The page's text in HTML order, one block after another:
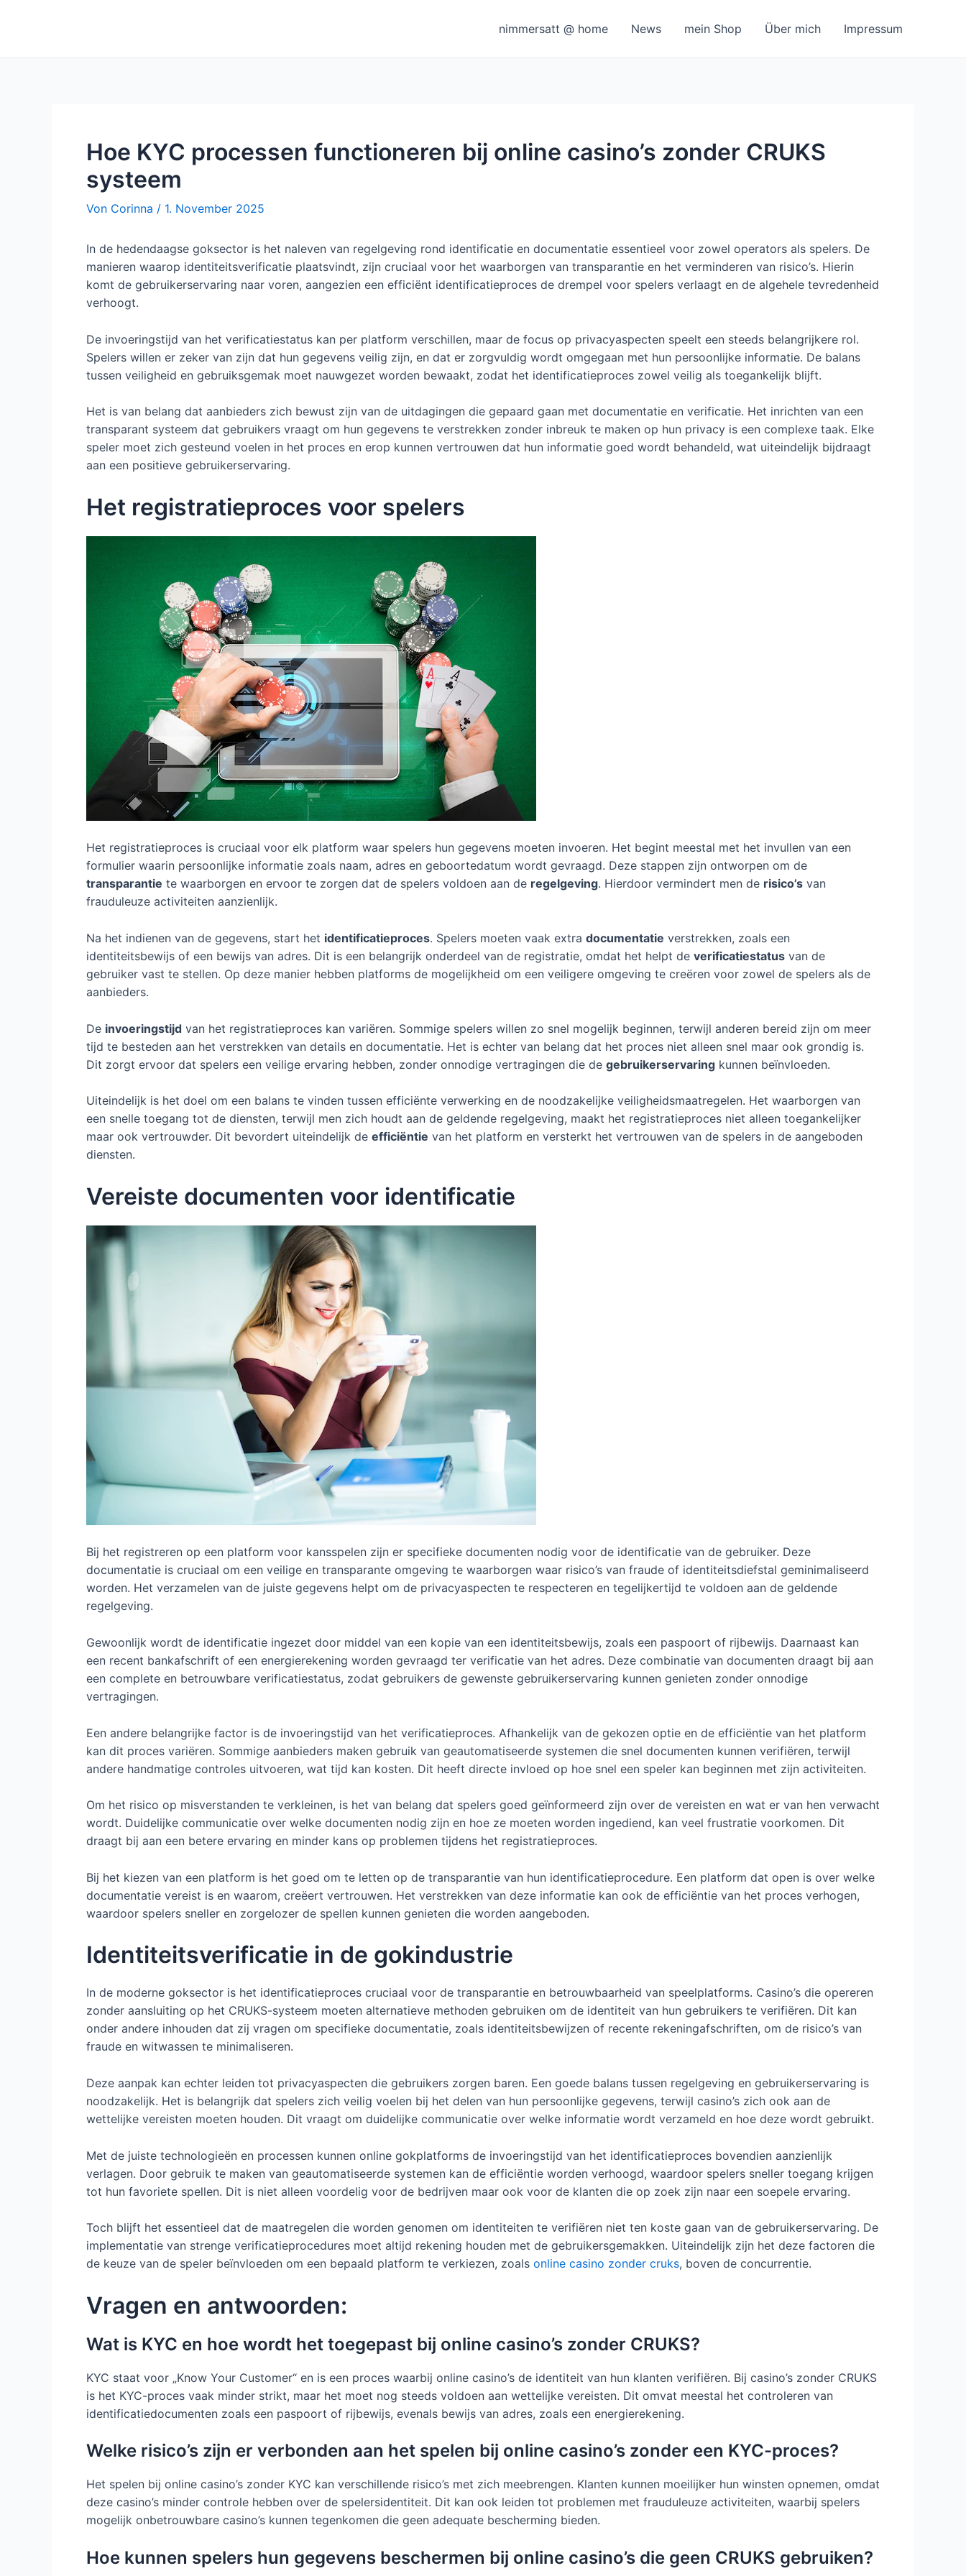
nimmersatt @ home News mein Shop Über mich Impressum
Hoe KYC processen functioneren bij online casino’s zonder CRUKS
systeem
Von Corinna / 1. November 2025
In de hedendaagse goksector is het naleven van regelgeving rond identificatie en documentatie essentieel voor zowel operators als spelers. De
manieren waarop identiteitsverificatie plaatsvindt, zijn cruciaal voor het waarborgen van transparantie en het verminderen van risico’s. Hierin
komt de gebruikerservaring naar voren, aangezien een efficiënt identificatieproces de drempel voor spelers verlaagt en de algehele tevredenheid
verhoogt.
De invoeringstijd van het verificatiestatus kan per platform verschillen, maar de focus op privacyaspecten speelt een steeds belangrijkere rol.
Spelers willen er zeker van zijn dat hun gegevens veilig zijn, en dat er zorgvuldig wordt omgegaan met hun persoonlijke informatie. De balans
tussen veiligheid en gebruiksgemak moet nauwgezet worden bewaakt, zodat het identificatieproces zowel veilig als toegankelijk blijft.
Het is van belang dat aanbieders zich bewust zijn van de uitdagingen die gepaard gaan met documentatie en verificatie. Het inrichten van een
transparant systeem dat gebruikers vraagt om hun gegevens te verstrekken zonder inbreuk te maken op hun privacy is een complexe taak. Elke
speler moet zich gesteund voelen in het proces en erop kunnen vertrouwen dat hun informatie goed wordt behandeld, wat uiteindelijk bijdraagt
aan een positieve gebruikerservaring.
Het registratieproces voor spelers
Het registratieproces is cruciaal voor elk platform waar spelers hun gegevens moeten invoeren. Het begint meestal met het invullen van een
formulier waarin persoonlijke informatie zoals naam, adres en geboortedatum wordt gevraagd. Deze stappen zijn ontworpen om de
transparantie te waarborgen en ervoor te zorgen dat de spelers voldoen aan de regelgeving. Hierdoor vermindert men de risico’s van
frauduleuze activiteiten aanzienlijk.
Na het indienen van de gegevens, start het identificatieproces. Spelers moeten vaak extra documentatie verstrekken, zoals een
identiteitsbewijs of een bewijs van adres. Dit is een belangrijk onderdeel van de registratie, omdat het helpt de verificatiestatus van de
gebruiker vast te stellen. Op deze manier hebben platforms de mogelijkheid om een veiligere omgeving te creëren voor zowel de spelers als de
aanbieders.
De invoeringstijd van het registratieproces kan variëren. Sommige spelers willen zo snel mogelijk beginnen, terwijl anderen bereid zijn om meer
tijd te besteden aan het verstrekken van details en documentatie. Het is echter van belang dat het proces niet alleen snel maar ook grondig is.
Dit zorgt ervoor dat spelers een veilige ervaring hebben, zonder onnodige vertragingen die de gebruikerservaring kunnen beïnvloeden.
Uiteindelijk is het doel om een balans te vinden tussen efficiënte verwerking en de noodzakelijke veiligheidsmaatregelen. Het waarborgen van
een snelle toegang tot de diensten, terwijl men zich houdt aan de geldende regelgeving, maakt het registratieproces niet alleen toegankelijker
maar ook vertrouwder. Dit bevordert uiteindelijk de efficiëntie van het platform en versterkt het vertrouwen van de spelers in de aangeboden
diensten.
Vereiste documenten voor identificatie
Bij het registreren op een platform voor kansspelen zijn er specifieke documenten nodig voor de identificatie van de gebruiker. Deze
documentatie is cruciaal om een veilige en transparante omgeving te waarborgen waar risico’s van fraude of identiteitsdiefstal geminimaliseerd
worden. Het verzamelen van de juiste gegevens helpt om de privacyaspecten te respecteren en tegelijkertijd te voldoen aan de geldende
regelgeving.
Gewoonlijk wordt de identificatie ingezet door middel van een kopie van een identiteitsbewijs, zoals een paspoort of rijbewijs. Daarnaast kan
een recent bankafschrift of een energierekening worden gevraagd ter verificatie van het adres. Deze combinatie van documenten draagt bij aan
een complete en betrouwbare verificatiestatus, zodat gebruikers de gewenste gebruikerservaring kunnen genieten zonder onnodige
vertragingen.
Een andere belangrijke factor is de invoeringstijd van het verificatieproces. Afhankelijk van de gekozen optie en de efficiëntie van het platform
kan dit proces variëren. Sommige aanbieders maken gebruik van geautomatiseerde systemen die snel documenten kunnen verifiëren, terwijl
andere handmatige controles uitvoeren, wat tijd kan kosten. Dit heeft directe invloed op hoe snel een speler kan beginnen met zijn activiteiten.
Om het risico op misverstanden te verkleinen, is het van belang dat spelers goed geïnformeerd zijn over de vereisten en wat er van hen verwacht
wordt. Duidelijke communicatie over welke documenten nodig zijn en hoe ze moeten worden ingediend, kan veel frustratie voorkomen. Dit
draagt bij aan een betere ervaring en minder kans op problemen tijdens het registratieproces.
Bij het kiezen van een platform is het goed om te letten op de transparantie van hun identificatieprocedure. Een platform dat open is over welke
documentatie vereist is en waarom, creëert vertrouwen. Het verstrekken van deze informatie kan ook de efficiëntie van het proces verhogen,
waardoor spelers sneller en zorgelozer de spellen kunnen genieten die worden aangeboden.
Identiteitsverificatie in de gokindustrie
In de moderne goksector is het identificatieproces cruciaal voor de transparantie en betrouwbaarheid van speelplatforms. Casino’s die opereren
zonder aansluiting op het CRUKS-systeem moeten alternatieve methoden gebruiken om de identiteit van hun gebruikers te verifiëren. Dit kan
onder andere inhouden dat zij vragen om specifieke documentatie, zoals identiteitsbewijzen of recente rekeningafschriften, om de risico’s van
fraude en witwassen te minimaliseren.
Deze aanpak kan echter leiden tot privacyaspecten die gebruikers zorgen baren. Een goede balans tussen regelgeving en gebruikerservaring is
noodzakelijk. Het is belangrijk dat spelers zich veilig voelen bij het delen van hun persoonlijke gegevens, terwijl casino’s zich ook aan de
wettelijke vereisten moeten houden. Dit vraagt om duidelijke communicatie over welke informatie wordt verzameld en hoe deze wordt gebruikt.
Met de juiste technologieën en processen kunnen online gokplatforms de invoeringstijd van het identificatieproces bovendien aanzienlijk
verlagen. Door gebruik te maken van geautomatiseerde systemen kan de efficiëntie worden verhoogd, waardoor spelers sneller toegang krijgen
tot hun favoriete spellen. Dit is niet alleen voordelig voor de bedrijven maar ook voor de klanten die op zoek zijn naar een soepele ervaring.
Toch blijft het essentieel dat de maatregelen die worden genomen om identiteiten te verifiëren niet ten koste gaan van de gebruikerservaring. De
implementatie van strenge verificatieprocedures moet altijd rekening houden met de gebruikersgemakken. Uiteindelijk zijn het deze factoren die
de keuze van de speler beïnvloeden om een bepaald platform te verkiezen, zoals online casino zonder cruks, boven de concurrentie.
Vragen en antwoorden:
Wat is KYC en hoe wordt het toegepast bij online casino’s zonder CRUKS?
KYC staat voor „Know Your Customer“ en is een proces waarbij online casino’s de identiteit van hun klanten verifiëren. Bij casino’s zonder CRUKS
is het KYC-proces vaak minder strikt, maar het moet nog steeds voldoen aan wettelijke vereisten. Dit omvat meestal het controleren van
identificatiedocumenten zoals een paspoort of rijbewijs, evenals bewijs van adres, zoals een energierekening.
Welke risico’s zijn er verbonden aan het spelen bij online casino’s zonder een KYC-proces?
Het spelen bij online casino’s zonder KYC kan verschillende risico’s met zich meebrengen. Klanten kunnen moeilijker hun winsten opnemen, omdat
deze casino’s minder controle hebben over de spelersidentiteit. Dit kan ook leiden tot problemen met frauduleuze activiteiten, waarbij spelers
mogelijk onbetrouwbare casino’s kunnen tegenkomen die geen adequate bescherming bieden.
Hoe kunnen spelers hun gegevens beschermen bij online casino’s die geen CRUKS gebruiken?